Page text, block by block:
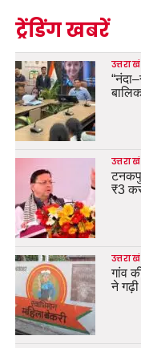
ट्रेंडिंग खबरें
₹3
गांव
ने